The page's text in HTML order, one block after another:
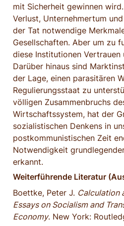
mit Sicherheit gewinnen
Verlust, Unternehmertum
der Tat notwendige
Gesellschaften. Aber um zu
diese Institutionen
Darüber hinaus sind
der Lage, einen parasitären
Regulierungsstaat zu
völligen Zusammenbruchs
Wirtschaftssystem, hat der
sozialistischen Denkens in
postkommunistischen Zeit
Notwendigkeit
erkannt.
Weiterführende Literatur
Boettke, Peter J. Calculation
Essays on Socialism and
Economy. New York: